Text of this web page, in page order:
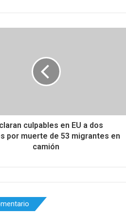
culpables en EU a dos
por muerte de 53 migrantes en
camión